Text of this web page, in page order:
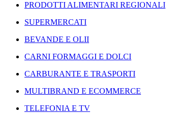
PRODOTTI ALIMENTARI REGIONALI
SUPERMERCATI
BEVANDE E OLII
CARNI FORMAGGI E DOLCI
CARBURANTE E TRASPORTI
MULTIBRAND E ECOMMERCE
TELEFONIA E TV